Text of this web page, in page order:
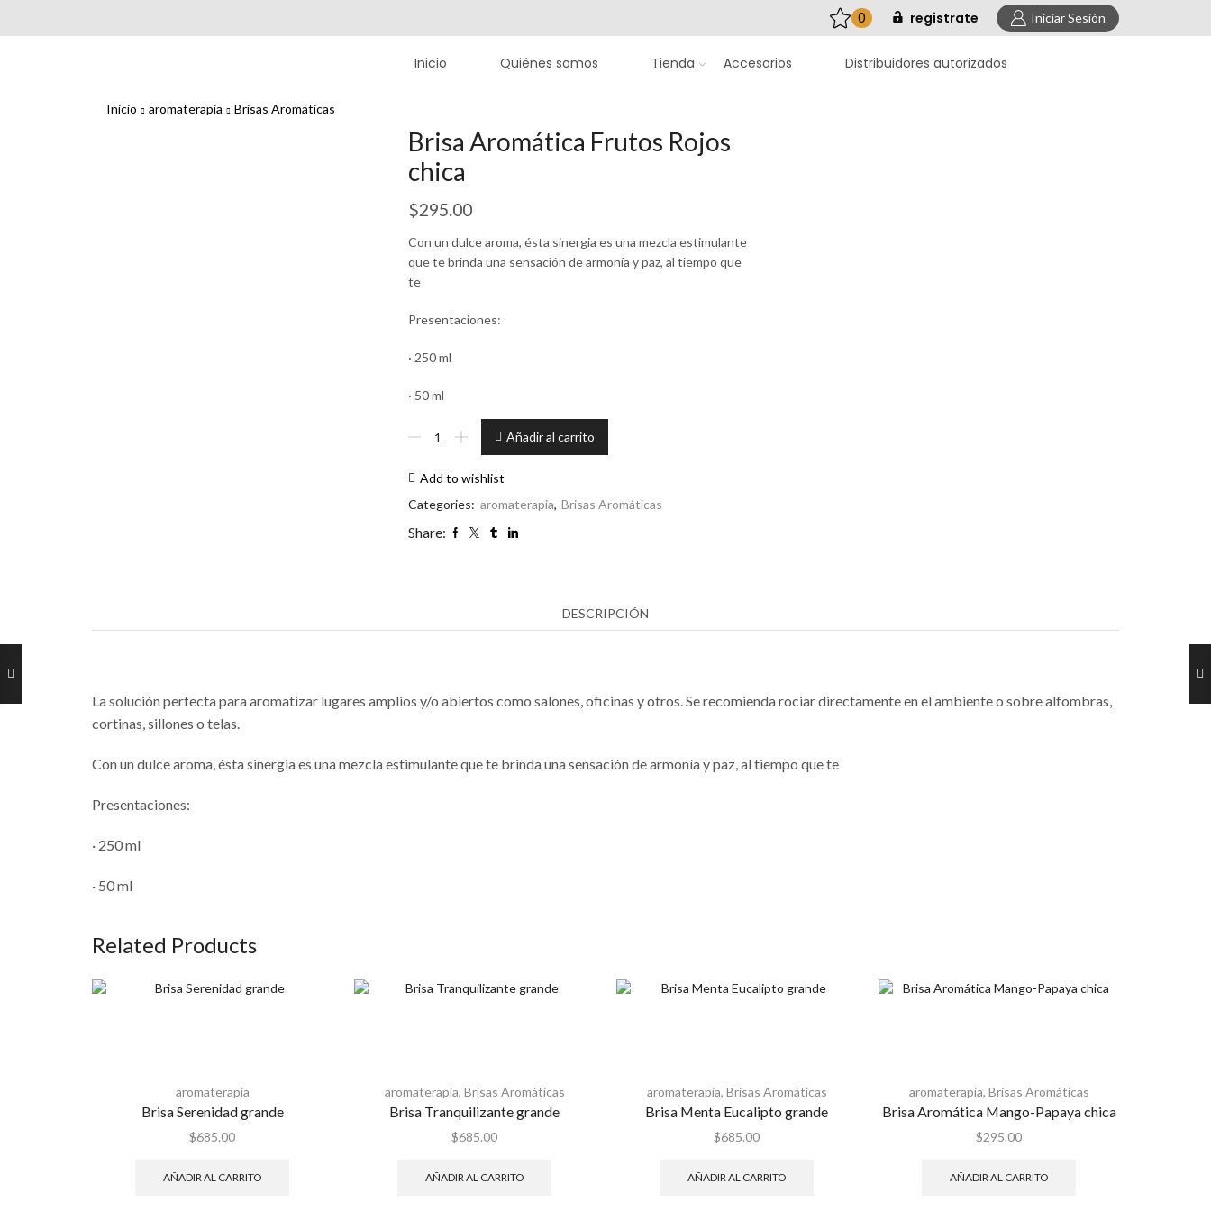
0 registrate Iniciar Sesión
Inicio Quiénes somos Tienda Accesorios Distribuidores autorizados
Inicio aromaterapia Brisas Aromáticas
Brisa Aromática Frutos Rojos
chica
$295.00
Con un dulce aroma, ésta sinergia es una mezcla estimulante
que te brinda una sensación de armonía y paz, al tiempo que
te
Presentaciones:
· 250 ml
· 50 ml
Aromática
Rojos
chica
Añadir al carrito
Add to wishlist
Categories: aromaterapia, Brisas Aromáticas
Share:
DESCRIPCIÓN
La solución perfecta para aromatizar lugares amplios y/o abiertos como salones, oficinas y otros. Se recomienda rociar directamente en el ambiente o sobre alfombras,
cortinas, sillones o telas.
Con un dulce aroma, ésta sinergia es una mezcla estimulante que te brinda una sensación de armonía y paz, al tiempo que te
Presentaciones:
· 250 ml
· 50 ml
Related Products
aromaterapia
Brisa Serenidad grande
$685.00
AÑADIR AL CARRITO
aromaterapia, Brisas Aromáticas
Brisa Tranquilizante grande
$685.00
AÑADIR AL CARRITO
aromaterapia, Brisas Aromáticas
Brisa Menta Eucalipto grande
$685.00
AÑADIR AL CARRITO
aromaterapia, Brisas Aromáticas
Brisa Aromática Mango-Papaya chica
$295.00
AÑADIR AL CARRITO